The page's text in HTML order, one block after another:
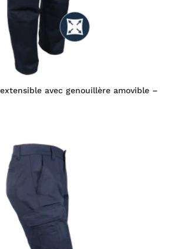
avec genouillère amovible –